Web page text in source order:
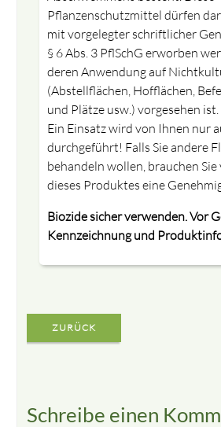
Pflanzenschutzmittel dürfen
mit vorgelegter schriftlicher
§ 6 Abs. 3 PflSchG erworben
deren Anwendung auf
(Abstellflächen, Hofflächen,
und Plätze usw.) vorgesehen
Ein Einsatz wird von Ihnen nur
durchgeführt! Falls Sie andere
behandeln wollen, brauchen
dieses Produktes eine
Biozide sicher verwenden. Vor
Kennzeichnung und
ZURÜCK
Schreibe einen